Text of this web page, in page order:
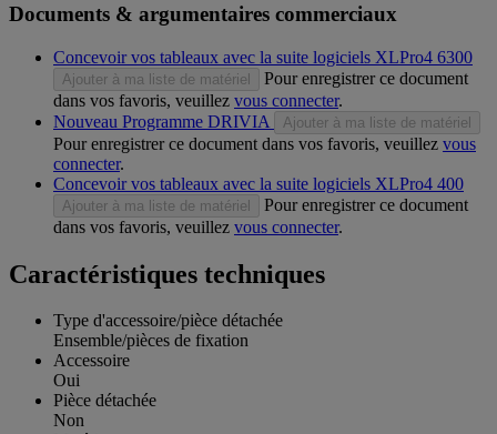
Documents & argumentaires commerciaux
Concevoir vos tableaux avec la suite logiciels XLPro4 6300
Ajouter à ma liste de matériel
Pour enregistrer ce document
dans vos favoris, veuillez vous connecter.
Nouveau Programme DRIVIA
Ajouter à ma liste de matériel
Pour enregistrer ce document dans vos favoris, veuillez vous
connecter.
Concevoir vos tableaux avec la suite logiciels XLPro4 400
Ajouter à ma liste de matériel
Pour enregistrer ce document
dans vos favoris, veuillez vous connecter.
Caractéristiques techniques
Type d'accessoire/pièce détachée
Ensemble/pièces de fixation
Accessoire
Oui
Pièce détachée
Non